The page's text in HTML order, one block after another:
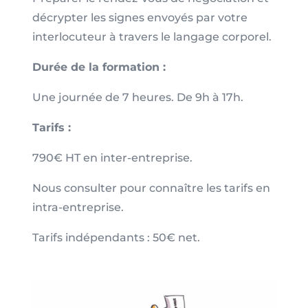
décrypter les signes envoyés par votre
interlocuteur à travers le langage corporel.
Durée de la formation :
Une journée de 7 heures. De 9h à 17h.
Tarifs :
790€ HT en inter-entreprise.
Nous consulter pour connaître les tarifs en
intra-entreprise.
Tarifs indépendants : 50€ net.